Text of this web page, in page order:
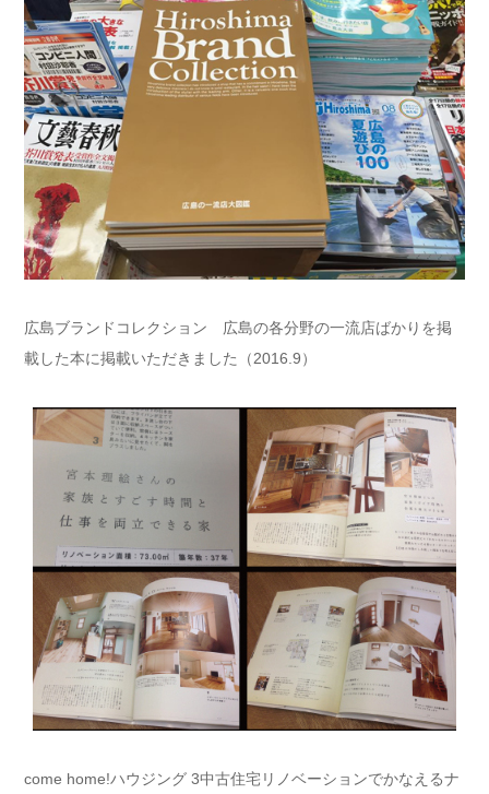
広島ブランドコレクション 広島の各分野の一流店ばかりを掲
載した本に掲載いただきました（2016.9）
come home!ハウジング 3中古住宅リノベーションでかなえるナ